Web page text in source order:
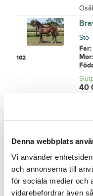
Denna webbplats
Vi använder
och annonserna till
för sociala medier och
vidarebefordrar även
102
Sto
Mor:
40
103
Far: